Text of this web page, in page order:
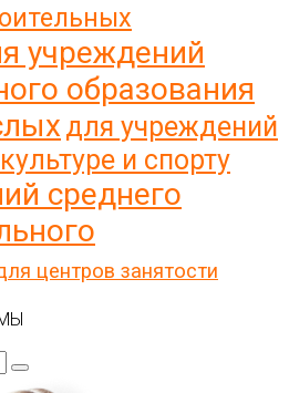
учреждений
образования
для учреждений
и спорту
среднего
центров занятости